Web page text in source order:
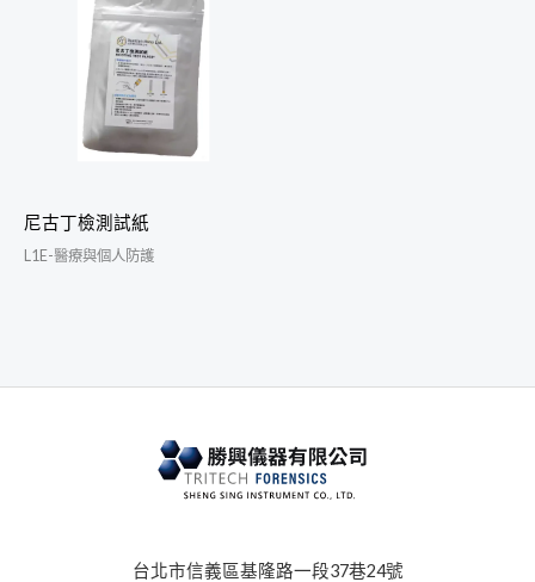
尼古丁檢測試紙
L1E-醫療與個人防護
台北市信義區基隆路一段37巷24號